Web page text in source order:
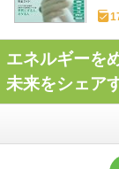
エネルギーを
未来をシェア